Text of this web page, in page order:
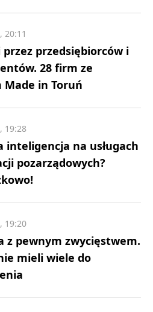
przez przedsiębiorców i
28 firm ze
Made in Toruń
20:11
inteligencja na usługach
pozarządowych?
19:28
z pewnym zwycięstwem.
mieli wiele do
19:20